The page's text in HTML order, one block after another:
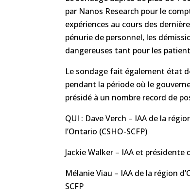
par Nanos Research pour le
expériences au cours des
pénurie de personnel, les
dangereuses tant pour les
Le sondage fait également état
pendant la période où le
présidé à un nombre record de
QUI : Dave Verch – IAA de la
l’Ontario (CSHO-SCFP)
Jackie Walker – IAA et
Mélanie Viau – IAA de la région
SCFP